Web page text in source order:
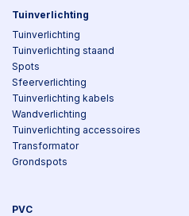
Tuinverlichting
Tuinverlichting
Tuinverlichting staand
Spots
Sfeerverlichting
Tuinverlichting kabels
Wandverlichting
Tuinverlichting accessoires
Transformator
Grondspots
PVC